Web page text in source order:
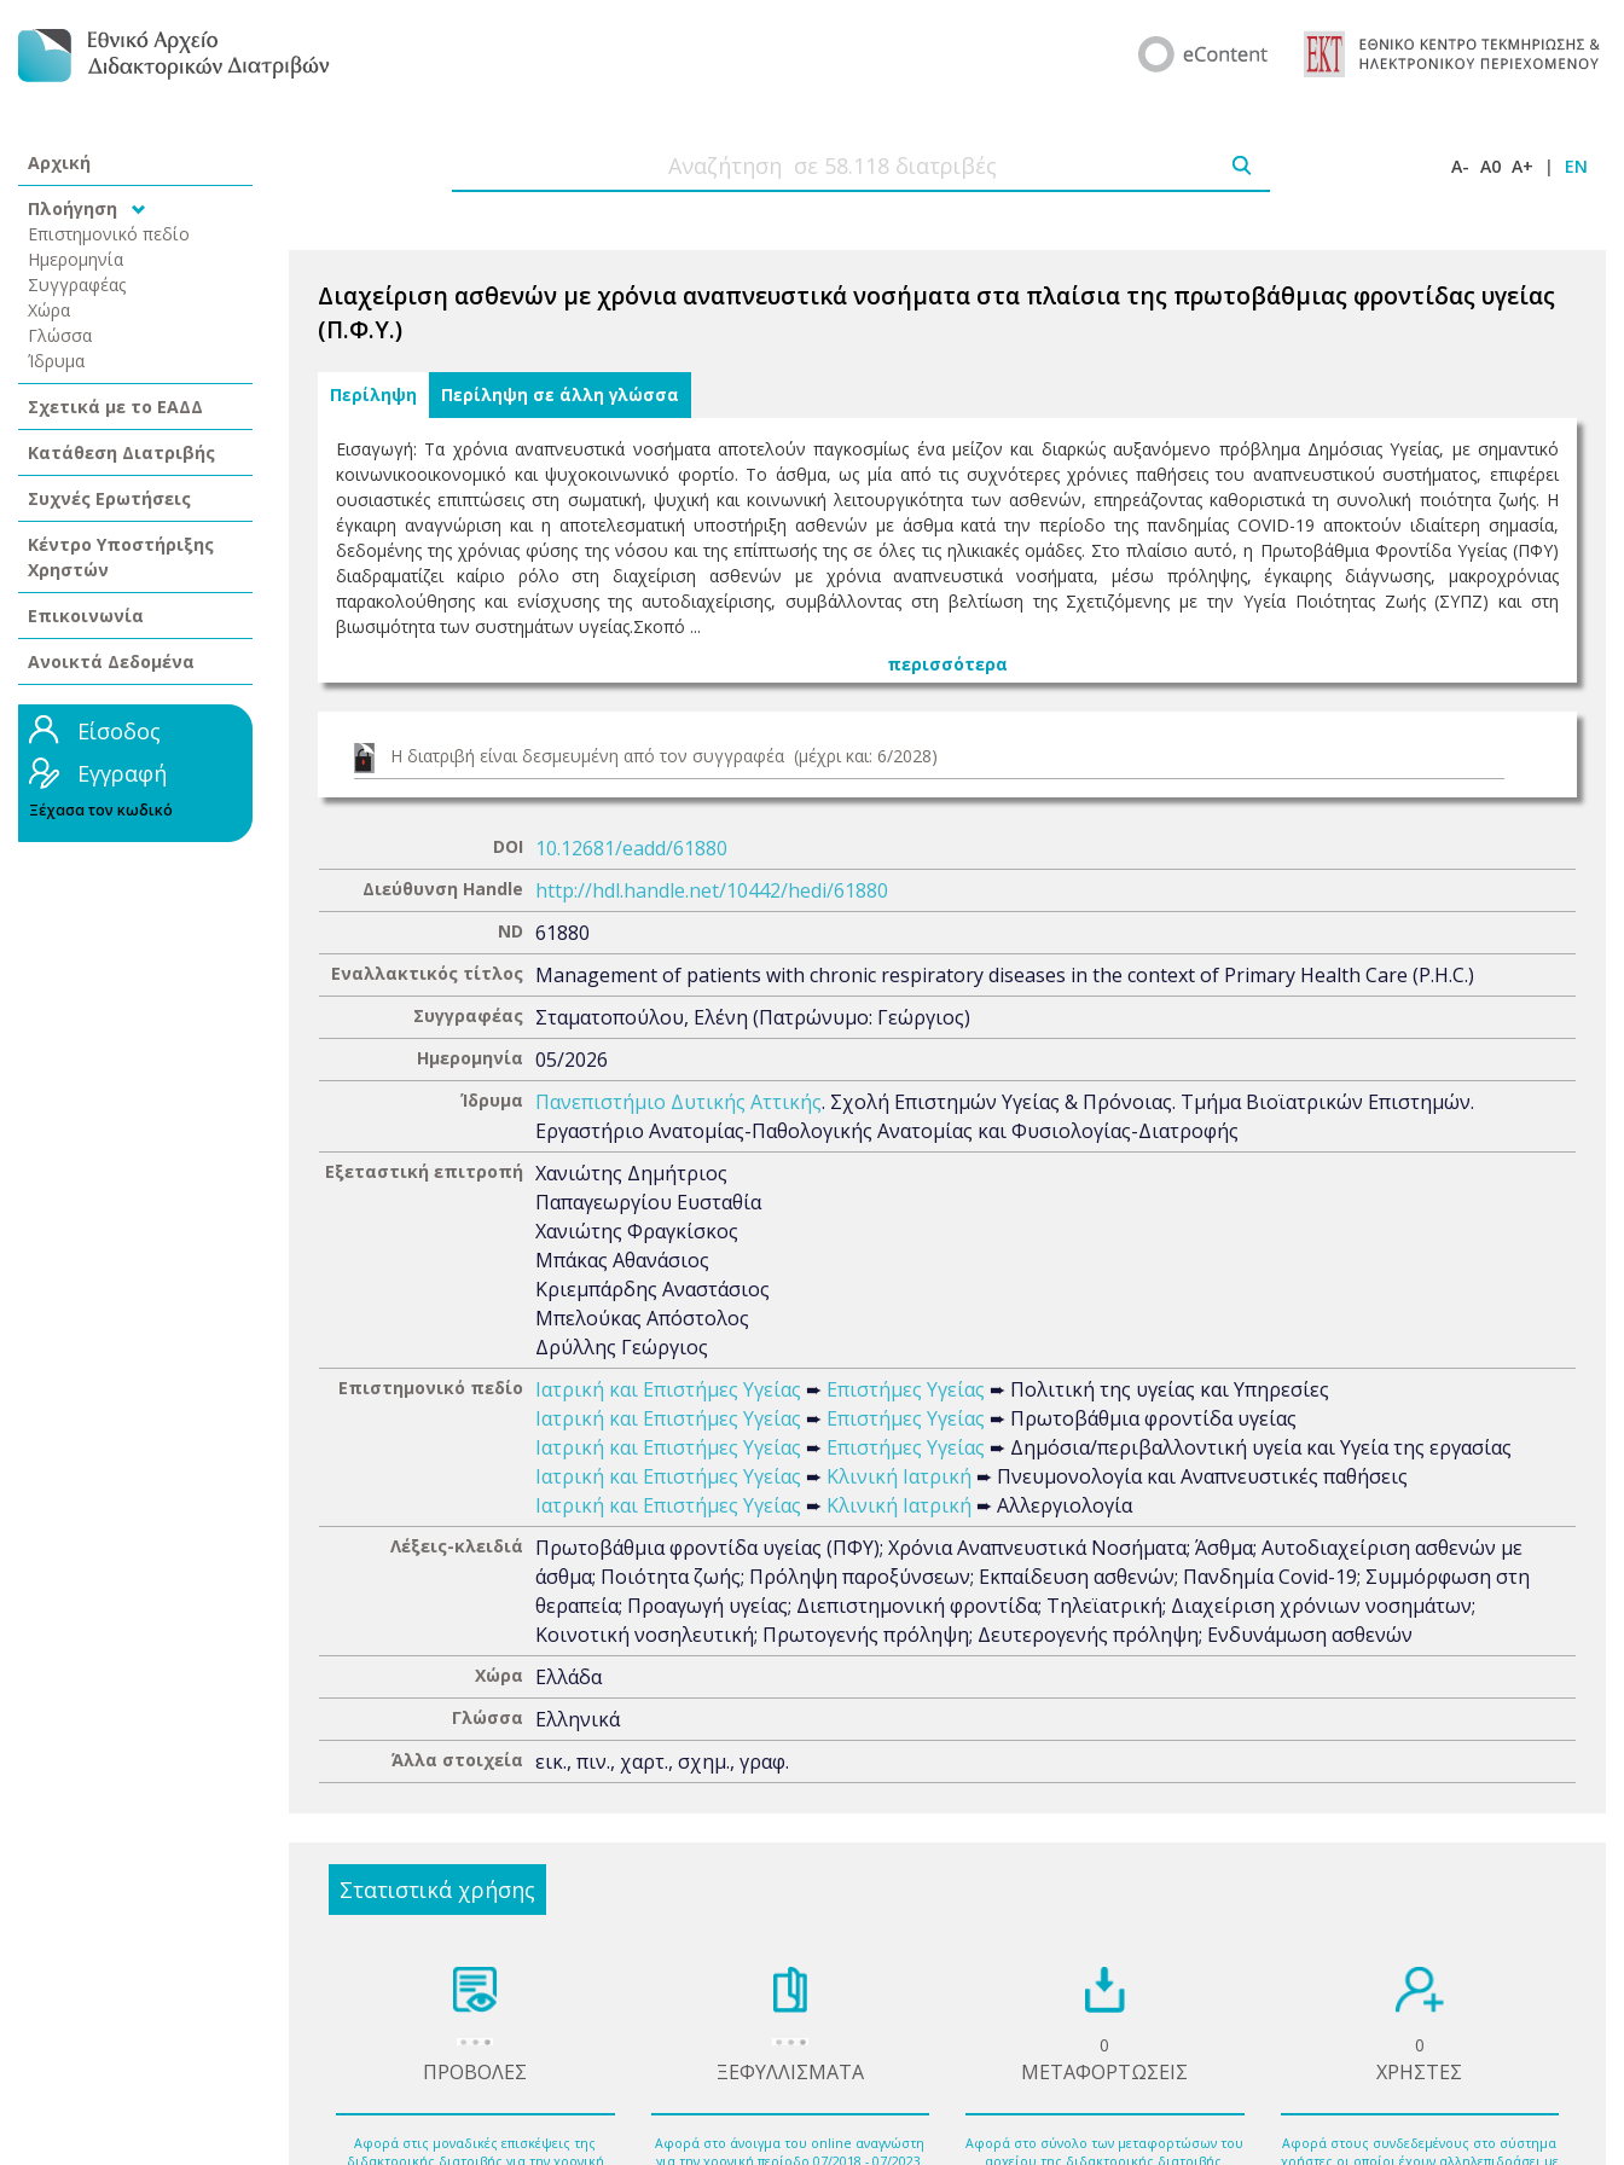
Αρχική
Πλοήγηση
Επιστημονικό πεδίο
Ημερομηνία
Συγγραφέας
Χώρα
Γλώσσα
Ίδρυμα
Σχετικά με το ΕΑΔΔ
Κατάθεση Διατριβής
Συχνές Ερωτήσεις
Κέντρο Υποστήριξης
Χρηστών
Επικοινωνία
Ανοικτά Δεδομένα
Είσοδος
Εγγραφή
Ξέχασα τον κωδικό
A- A0 A+ | EN
Διαχείριση ασθενών με χρόνια αναπνευστικά νοσήματα στα πλαίσια της πρωτοβάθμιας φροντίδας υγείας
(Π.Φ.Υ.)
Περίληψη Περίληψη σε άλλη γλώσσα
Εισαγωγή: Τα χρόνια αναπνευστικά νοσήματα αποτελούν παγκοσμίως ένα μείζον και διαρκώς αυξανόμενο πρόβλημα Δημόσιας Υγείας, με σημαντικό
κοινωνικοοικονομικό και ψυχοκοινωνικό φορτίο. Το άσθμα, ως μία από τις συχνότερες χρόνιες παθήσεις του αναπνευστικού συστήματος, επιφέρει
ουσιαστικές επιπτώσεις στη σωματική, ψυχική και κοινωνική λειτουργικότητα των ασθενών, επηρεάζοντας καθοριστικά τη συνολική ποιότητα ζωής. Η
έγκαιρη αναγνώριση και η αποτελεσματική υποστήριξη ασθενών με άσθμα κατά την περίοδο της πανδημίας COVID-19 αποκτούν ιδιαίτερη σημασία,
δεδομένης της χρόνιας φύσης της νόσου και της επίπτωσής της σε όλες τις ηλικιακές ομάδες. Στο πλαίσιο αυτό, η Πρωτοβάθμια Φροντίδα Υγείας (ΠΦΥ)
διαδραματίζει καίριο ρόλο στη διαχείριση ασθενών με χρόνια αναπνευστικά νοσήματα, μέσω πρόληψης, έγκαιρης διάγνωσης, μακροχρόνιας
παρακολούθησης και ενίσχυσης της αυτοδιαχείρισης, συμβάλλοντας στη βελτίωση της Σχετιζόμενης με την Υγεία Ποιότητας Ζωής (ΣΥΠΖ) και στη
βιωσιμότητα των συστημάτων υγείας.Σκοπό ...
περισσότερα
Η διατριβή είναι δεσμευμένη από τον συγγραφέα (μέχρι και: 6/2028)
DOI 10.12681/eadd/61880
Διεύθυνση Handle http://hdl.handle.net/10442/hedi/61880
ND 61880
Εναλλακτικός τίτλος Management of patients with chronic respiratory diseases in the context of Primary Health Care (P.H.C.)
Συγγραφέας Σταματοπούλου, Ελένη (Πατρώνυμο: Γεώργιος)
Ημερομηνία 05/2026
Ίδρυμα Πανεπιστήμιο Δυτικής Αττικής. Σχολή Επιστημών Υγείας & Πρόνοιας. Τμήμα Βιοϊατρικών Επιστημών.
Εργαστήριο Ανατομίας-Παθολογικής Ανατομίας και Φυσιολογίας-Διατροφής
Εξεταστική επιτροπή Χανιώτης Δημήτριος
Παπαγεωργίου Ευσταθία
Χανιώτης Φραγκίσκος
Μπάκας Αθανάσιος
Κριεμπάρδης Αναστάσιος
Μπελούκας Απόστολος
Δρύλλης Γεώργιος
Επιστημονικό πεδίο Ιατρική και Επιστήμες Υγείας ➨ Επιστήμες Υγείας ➨ Πολιτική της υγείας και Υπηρεσίες
Ιατρική και Επιστήμες Υγείας ➨ Επιστήμες Υγείας ➨ Πρωτοβάθμια φροντίδα υγείας
Ιατρική και Επιστήμες Υγείας ➨ Επιστήμες Υγείας ➨ Δημόσια/περιβαλλοντική υγεία και Υγεία της εργασίας
Ιατρική και Επιστήμες Υγείας ➨ Κλινική Ιατρική ➨ Πνευμονολογία και Αναπνευστικές παθήσεις
Ιατρική και Επιστήμες Υγείας ➨ Κλινική Ιατρική ➨ Αλλεργιολογία
Λέξεις-κλειδιά
Πρωτοβάθμια φροντίδα υγείας (ΠΦΥ); Χρόνια Αναπνευστικά Νοσήματα; Άσθμα; Αυτοδιαχείριση ασθενών με
άσθμα; Ποιότητα ζωής; Πρόληψη παροξύνσεων; Εκπαίδευση ασθενών; Πανδημία Covid-19; Συμμόρφωση στη
θεραπεία; Προαγωγή υγείας; Διεπιστημονική φροντίδα; Τηλεϊατρική; Διαχείριση χρόνιων νοσημάτων;
Κοινοτική νοσηλευτική; Πρωτογενής πρόληψη; Δευτερογενής πρόληψη; Ενδυνάμωση ασθενών
Χώρα Ελλάδα
Γλώσσα Ελληνικά
Άλλα στοιχεία εικ., πιν., χαρτ., σχημ., γραφ.
Στατιστικά χρήσης
ΠΡΟΒΟΛΕΣ
Αφορά στις μοναδικές επισκέψεις της
ΞΕΦΥΛΛΙΣΜΑΤΑ
Αφορά στο άνοιγμα του online αναγνώστη
0
ΜΕΤΑΦΟΡΤΩΣΕΙΣ
Αφορά στο σύνολο των μεταφορτώσων του
0
ΧΡΗΣΤΕΣ
Αφορά στους συνδεδεμένους στο σύστημα